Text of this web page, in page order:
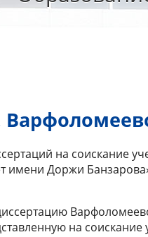
на соискание
Доржи
на